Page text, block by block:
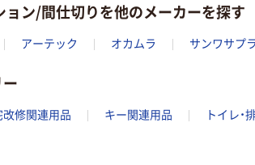
ョン/間仕切りを他のメーカーを探す
アーテック オカムラ サンワサプ
修関連用品 キー関連用品 トイレ・